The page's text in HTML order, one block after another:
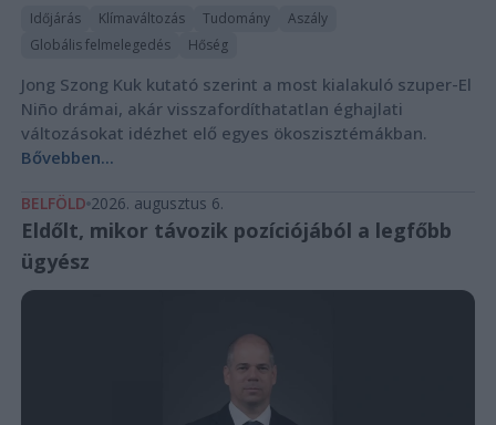
Időjárás Klímaváltozás Tudomány
Aszály
Globális felmelegedés
Hőség
Jong Szong Kuk kutató szerint a most kialakuló szuper-El
Niño drámai, akár visszafordíthatatlan éghajlati
változásokat idézhet elő egyes ökoszisztémákban.
Bővebben...
BELFÖLD 2026. augusztus 6.
Eldőlt, mikor távozik pozíciójából a legfőbb
ügyész